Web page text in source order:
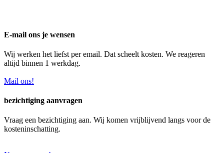
E-mail ons je wensen
Wij werken het liefst per email. Dat scheelt kosten. We reageren
altijd binnen 1 werkdag.
Mail ons!
bezichtiging aanvragen
Vraag een bezichtiging aan. Wij komen vrijblijvend langs voor de
kosteninschatting.